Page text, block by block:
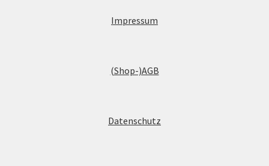
Impressum
(Shop-)AGB
Datenschutz